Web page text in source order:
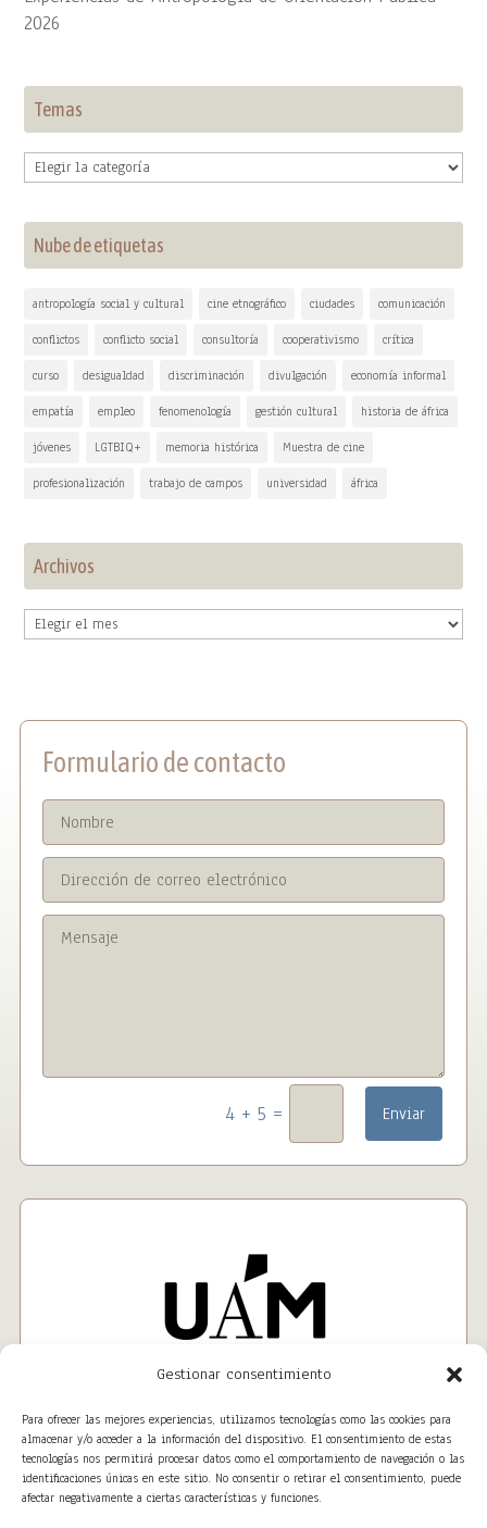
Gestionar consentimiento
Para ofrecer las mejores experiencias, utilizamos tecnologías como las cookies para
almacenar y/o acceder a la información del dispositivo. El consentimiento de estas
tecnologías nos permitirá procesar datos como el comportamiento de navegación o las
identificaciones únicas en este sitio. No consentir o retirar el consentimiento, puede
afectar negativamente a ciertas características y funciones.
2026
Temas
Temas
Nube de etiquetas
antropología social y cultural cine etnográfico ciudades comunicación
conflictos conflicto social consultoría cooperativismo crítica
curso desigualdad discriminación divulgación economía informal
empatía empleo fenomenología gestión cultural historia de áfrica
jóvenes LGTBIQ+ memoria histórica Muestra de cine
profesionalización trabajo de campos universidad áfrica
Archivos
Archivos
Formulario de contacto
4 + 5 = Enviar